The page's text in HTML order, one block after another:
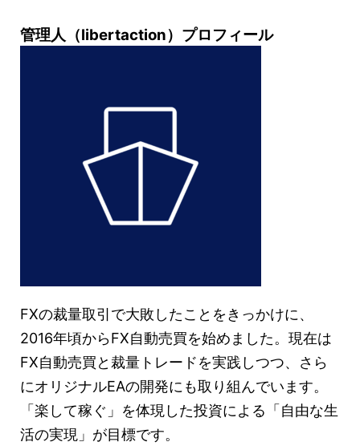
管理人（libertaction）プロフィール
FXの裁量取引で大敗したことをきっかけに、
2016年頃からFX自動売買を始めました。現在は
FX自動売買と裁量トレードを実践しつつ、さら
にオリジナルEAの開発にも取り組んでいます。
「楽して稼ぐ」を体現した投資による「自由な生
活の実現」が目標です。